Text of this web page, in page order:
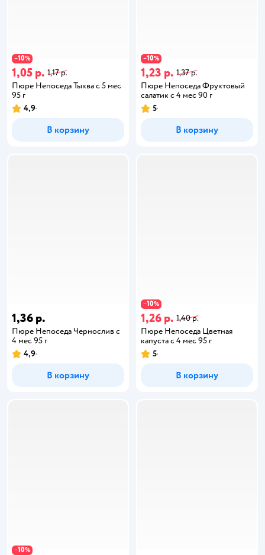
−10%
1,05 р. 1,17 р.
Пюре Непоседа Тыква с 5 мес
95 г
4,9
В корзину
−10%
1,23 р. 1,37 р.
Пюре Непоседа Фруктовый
салатик с 4 мес 90 г
5
В корзину
1,36 р.
Пюре Непоседа Чернослив с
4 мес 95 г
4,9
В корзину
−10%
1,26 р. 1,40 р.
Пюре Непоседа Цветная
капуста с 4 мес 95 г
5
В корзину
−10%